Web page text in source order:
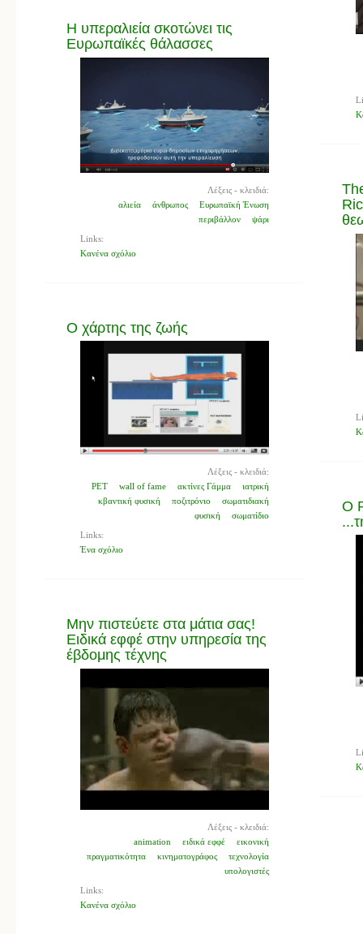
Η υπεραλιεία σκοτώνει τις
Ευρωπαϊκές θάλασσες
Λέξεις - κλειδιά:
αλιεία
άνθρωπος
Ευρωπαϊκή Ένωση
περιβάλλον
ψάρι
Links:
Κανένα σχόλιο
Ο χάρτης της ζωής
Λέξεις - κλειδιά:
PET
wall of fame ακτίνες Γάμμα
ιατρική
κβαντική φυσική
ποζιτρόνιο
σωματιδιακή
φυσική
σωματίδιο
Links:
Ένα σχόλιο
Μην πιστεύετε στα μάτια σας!
Ειδικά εφφέ στην υπηρεσία της
έβδομης τέχνης
Λέξεις - κλειδιά:
animation
ειδικά εφφέ
εικονική
πραγματικότητα
κινηματογράφος
τεχνολογία
υπολογιστές
Links:
Κανένα σχόλιο
Ο